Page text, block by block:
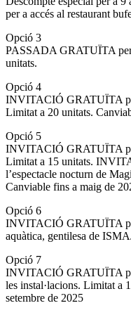
per a accés al restaurant
Opció 3
PASSADA GRATUÏTA
unitats.
Opció 4
INVITACIÓ GRATUÏTA
Limitat a 20 unitats.
Opció 5
INVITACIÓ GRATUÏTA
Limitat a 15 unitats.
l’espectacle nocturn de
Canviable fins a maig de
Opció 6
INVITACIÓ GRATUÏTA
aquàtica, gentilesa de
Opció 7
INVITACIÓ GRATUÏTA
les instal·lacions. Limitat a
setembre de 2025